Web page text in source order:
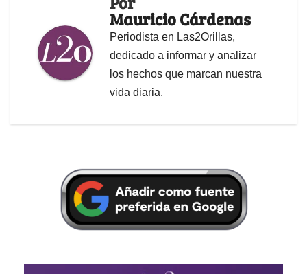
Mauricio Cárdenas
Periodista en Las2Orillas,
dedicado a informar y analizar
los hechos que marcan nuestra
vida diaria.